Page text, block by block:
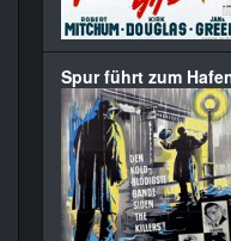
Spur führt zum